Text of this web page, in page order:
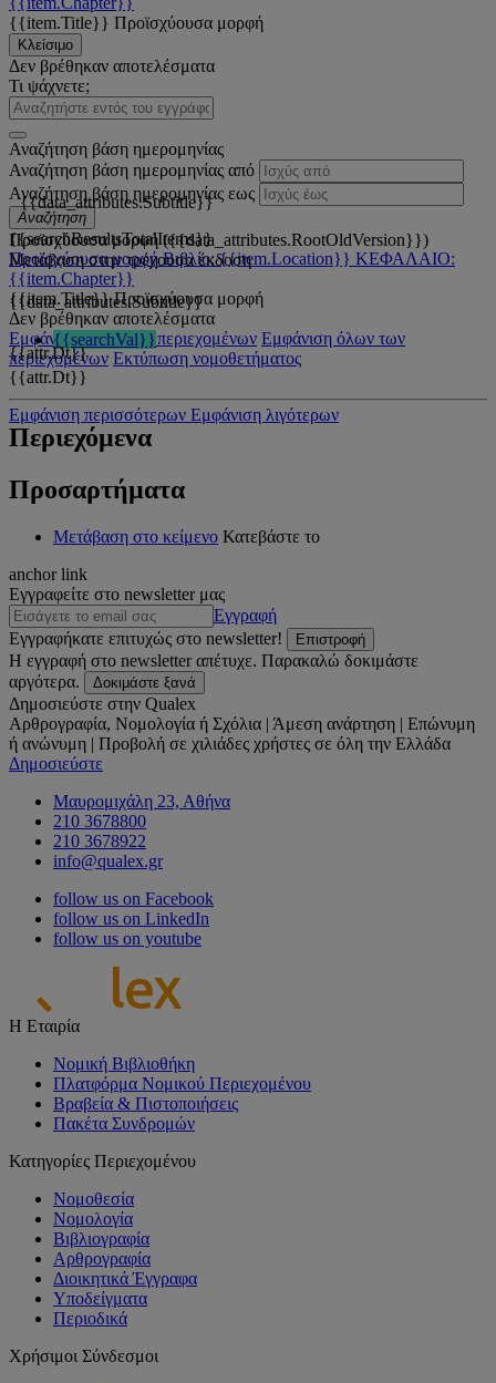
{{item.Title}} Προϊσχύουσα μορφή
Κλείσιμο
Δεν βρέθηκαν αποτελέσματα
Τι ψάχνετε;
Αναζήτηση βάση ημερομηνίας
Αναζήτηση βάση ημερομηνίας από
Αναζήτηση βάση ημερομηνίας εως
Αναζήτηση
{{searchResultsTotalItems}}
Προϊσχύουσα μορφή Βιβλίο: {{item.Location}} ΚΕΦΑΛΑΙΟ:
{{item.Chapter}}
{{item.Title}} Προϊσχύουσα μορφή
Δεν βρέθηκαν αποτελέσματα
Εμφάνιση όλων των περιεχομένων Εμφάνιση όλων των
περιεχομένων Εκτύπωση νομοθετήματος
{{data_attributes.Subtitle}}
Προϊσχύουσα μορφή ({{data_attributes.RootOldVersion}})
Μετάβαση στην τρέχουσα έκδοση
{{data_attributes.Subtitle}}
{{searchVal}}
{{attr.Dt}}
Εμφάνιση περισσότερων Εμφάνιση λιγότερων
{{attr.Dt}}
Περιεχόμενα
Προσαρτήματα
Μετάβαση στο κείμενο Κατεβάστε το
anchor link
Εγγραφείτε στο newsletter μας
Εγγραφή
Εγγραφήκατε επιτυχώς στο newsletter!
Επιστροφή
Η εγγραφή στο newsletter απέτυχε. Παρακαλώ δοκιμάστε
αργότερα.
Δοκιμάστε ξανά
Δημοσιεύστε στην Qualex
Αρθρογραφία, Νομολογία ή Σχόλια | Άμεση ανάρτηση | Επώνυμη
ή ανώνυμη | Προβολή σε χιλιάδες χρήστες σε όλη την Ελλάδα
Δημοσιεύστε
Μαυρομιχάλη 23, Αθήνα
210 3678800
210 3678922
info@qualex.gr
follow us on Facebook
follow us on LinkedIn
follow us on youtube
Η Εταιρία
Νομική Βιβλιοθήκη
Πλατφόρμα Νομικού Περιεχομένου
Βραβεία & Πιστοποιήσεις
Πακέτα Συνδρομών
Κατηγορίες Περιεχομένου
Νομοθεσία
Νομολογία
Βιβλιογραφία
Αρθρογραφία
Διοικητικά Έγγραφα
Υποδείγματα
Περιοδικά
Χρήσιμοι Σύνδεσμοι